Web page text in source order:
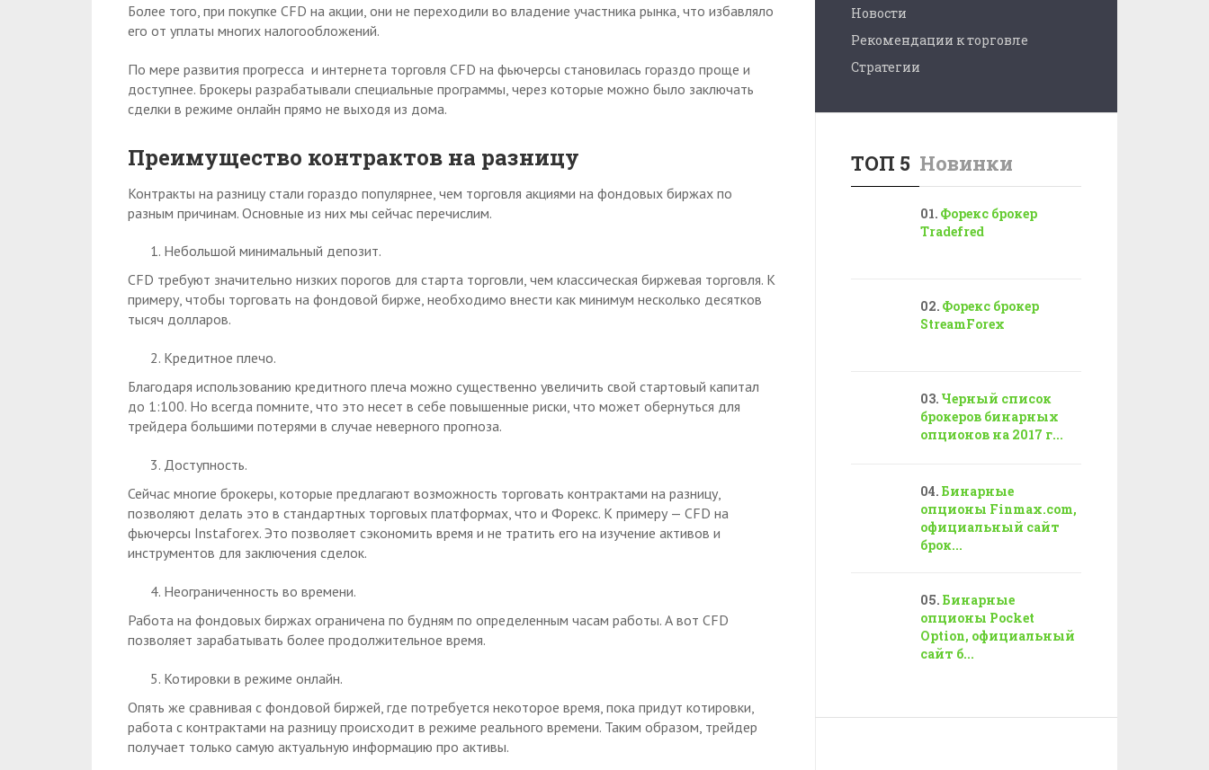
Более того, при покупке CFD на акции, они не переходили во владение участника рынка, что избавляло
его от уплаты многих налогообложений.
По мере развития прогресса и интернета торговля CFD на фьючерсы становилась гораздо проще и
доступнее. Брокеры разрабатывали специальные программы, через которые можно было заключать
сделки в режиме онлайн прямо не выходя из дома.
Преимущество контрактов на разницу
Контракты на разницу стали гораздо популярнее, чем торговля акциями на фондовых биржах по
разным причинам. Основные из них мы сейчас перечислим.
Небольшой минимальный депозит.
CFD требуют значительно низких порогов для старта торговли, чем классическая биржевая торговля. К
примеру, чтобы торговать на фондовой бирже, необходимо внести как минимум несколько десятков
тысяч долларов.
Кредитное плечо.
Благодаря использованию кредитного плеча можно существенно увеличить свой стартовый капитал
до 1:100. Но всегда помните, что это несет в себе повышенные риски, что может обернуться для
трейдера большими потерями в случае неверного прогноза.
Доступность.
Сейчас многие брокеры, которые предлагают возможность торговать контрактами на разницу,
позволяют делать это в стандартных торговых платформах, что и Форекс. К примеру — CFD на
фьючерсы Instaforex. Это позволяет сэкономить время и не тратить его на изучение активов и
инструментов для заключения сделок.
Неограниченность во времени.
Работа на фондовых биржах ограничена по будням по определенным часам работы. А вот CFD
позволяет зарабатывать более продолжительное время.
Котировки в режиме онлайн.
Опять же сравнивая с фондовой биржей, где потребуется некоторое время, пока придут котировки,
работа с контрактами на разницу происходит в режиме реального времени. Таким образом, трейдер
получает только самую актуальную информацию про активы.
Новости
Рекомендации к торговле
Стратегии
ТОП 5 Новинки
Форекс брокер
Tradefred
Форекс брокер
StreamForex
Черный список
брокеров бинарных
опционов на 2017 г...
Бинарные
опционы Finmax.com,
официальный сайт
брок...
Бинарные
опционы Pocket
Option, официальный
сайт б...